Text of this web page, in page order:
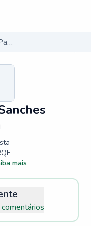
Dra Ana Laura Sanches Pandori
mais